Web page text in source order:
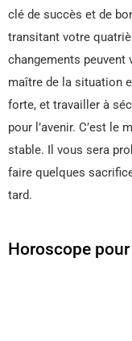
clé de succès et de
transitant votre
changements peuvent
maître de la situation
forte, et travailler à
pour l’avenir. C’est le
stable. Il vous sera
faire quelques
tard.
Horoscope